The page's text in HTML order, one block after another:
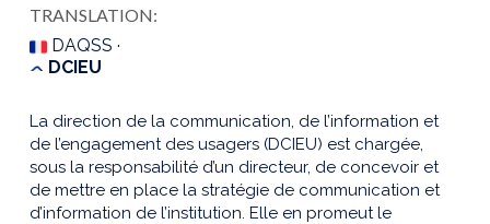
TRANSLATION:
DAQSS ·
DCIEU
La direction de la communication, de l’information et
de l’engagement des usagers (DCIEU) est chargée,
sous la responsabilité d’un directeur, de concevoir et
de mettre en place la stratégie de communication et
d’information de l’institution. Elle en promeut le